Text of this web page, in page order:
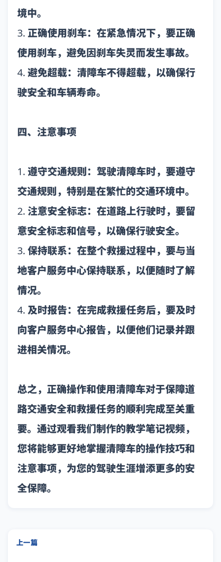
境中。
3. 正确使用刹车：在紧急情况下，要正确
使用刹车，避免因刹车失灵而发生事故。
4. 避免超载：清障车不得超载，以确保行
驶安全和车辆寿命。
四、注意事项
1. 遵守交通规则：驾驶清障车时，要遵守
交通规则，特别是在繁忙的交通环境中。
2. 注意安全标志：在道路上行驶时，要留
意安全标志和信号，以确保行驶安全。
3. 保持联系：在整个救援过程中，要与当
地客户服务中心保持联系，以便随时了解
情况。
4. 及时报告：在完成救援任务后，要及时
向客户服务中心报告，以便他们记录并跟
进相关情况。
总之，正确操作和使用清障车对于保障道
路交通安全和救援任务的顺利完成至关重
要。通过观看我们制作的教学笔记视频，
您将能够更好地掌握清障车的操作技巧和
注意事项，为您的驾驶生涯增添更多的安
全保障。
上一篇